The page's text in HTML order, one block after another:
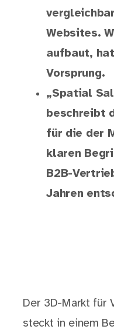
Websites.
aufbaut,
Vorsprung.
„Spatial
beschreibt
für die der
klaren
B2B-
Jahren
Der 3D-Markt für
steckt in einem